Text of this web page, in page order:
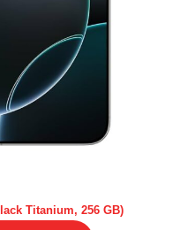
Titanium, 256 GB)